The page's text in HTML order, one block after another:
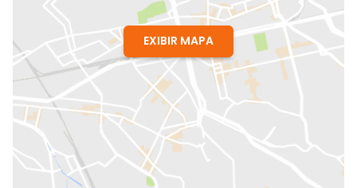
EXIBIR MAPA